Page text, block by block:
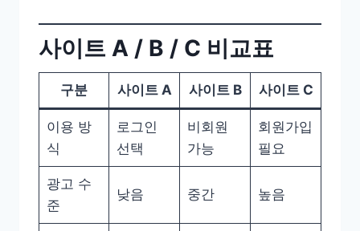
사이트 A / B / C 비교표
구분 사이트 A 사이트 B 사이트 C
이용 방
식
로그인
선택
비회원
가능
회원가입
필요
광고 수
준
낮음 중간 높음